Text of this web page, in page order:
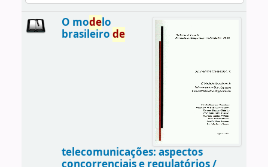
O modelo
brasileiro de
telecomunicações: aspectos